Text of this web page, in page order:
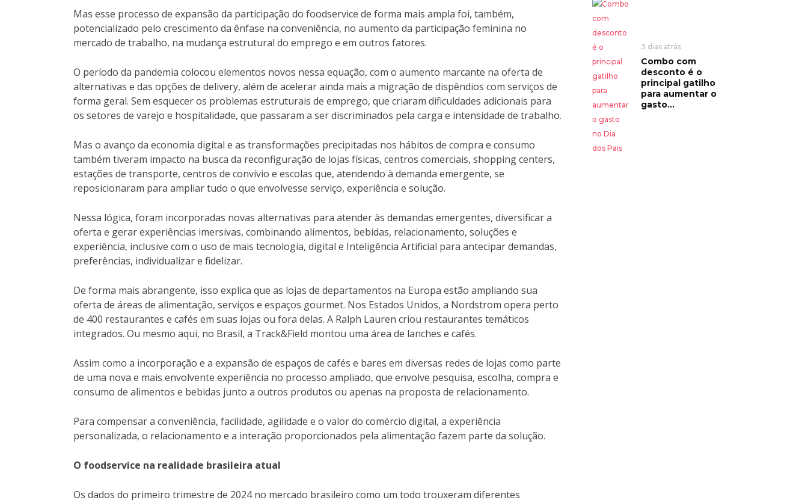
Mas esse processo de expansão da participação do foodservice de forma mais ampla foi, também,
potencializado pelo crescimento da ênfase na conveniência, no aumento da participação feminina no
mercado de trabalho, na mudança estrutural do emprego e em outros fatores.
O período da pandemia colocou elementos novos nessa equação, com o aumento marcante na oferta de
alternativas e das opções de delivery, além de acelerar ainda mais a migração de dispêndios com serviços de
forma geral. Sem esquecer os problemas estruturais de emprego, que criaram dificuldades adicionais para
os setores de varejo e hospitalidade, que passaram a ser discriminados pela carga e intensidade de trabalho.
Mas o avanço da economia digital e as transformações precipitadas nos hábitos de compra e consumo
também tiveram impacto na busca da reconfiguração de lojas físicas, centros comerciais, shopping centers,
estações de transporte, centros de convívio e escolas que, atendendo à demanda emergente, se
reposicionaram para ampliar tudo o que envolvesse serviço, experiência e solução.
Nessa lógica, foram incorporadas novas alternativas para atender às demandas emergentes, diversificar a
oferta e gerar experiências imersivas, combinando alimentos, bebidas, relacionamento, soluções e
experiência, inclusive com o uso de mais tecnologia, digital e Inteligência Artificial para antecipar demandas,
preferências, individualizar e fidelizar.
De forma mais abrangente, isso explica que as lojas de departamentos na Europa estão ampliando sua
oferta de áreas de alimentação, serviços e espaços gourmet. Nos Estados Unidos, a Nordstrom opera perto
de 400 restaurantes e cafés em suas lojas ou fora delas. A Ralph Lauren criou restaurantes temáticos
integrados. Ou mesmo aqui, no Brasil, a Track&Field montou uma área de lanches e cafés.
Assim como a incorporação e a expansão de espaços de cafés e bares em diversas redes de lojas como parte
de uma nova e mais envolvente experiência no processo ampliado, que envolve pesquisa, escolha, compra e
consumo de alimentos e bebidas junto a outros produtos ou apenas na proposta de relacionamento.
Para compensar a conveniência, facilidade, agilidade e o valor do comércio digital, a experiência
personalizada, o relacionamento e a interação proporcionados pela alimentação fazem parte da solução.
O foodservice na realidade brasileira atual
Os dados do primeiro trimestre de 2024 no mercado brasileiro como um todo trouxeram diferentes
3 dias atrás
Combo com
desconto é o
principal gatilho
para aumentar o
gasto...